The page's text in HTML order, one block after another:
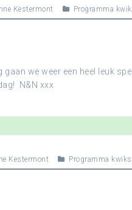
Kestermont Programma
we weer een heel leuk
N&N xxx
Kestermont Programma kwiks